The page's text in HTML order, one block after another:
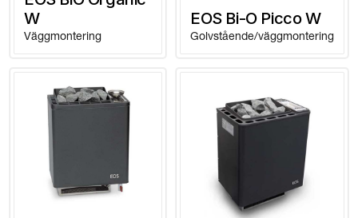
W
Väggmontering
EOS Bi-O Picco W
Golvstående/väggmontering